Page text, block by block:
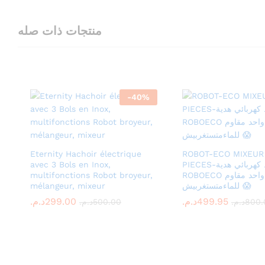
منتجات ذات صله
-40%
Eternity Hachoir électrique
avec 3 Bols en Inox,
multifonctions Robot broyeur,
mélangeur, mixeur
299.00د.م. 500.00د.م. 299.00د.م. 500.00د.م.
ROBOT-ECO
PIECES-خلاط كهربائي هدية🤔
ROBOECO رقم واحد مقاوم
للماءمتستغربيش 😱
499.95د.م. د.م. 499.95د.م. د.م.